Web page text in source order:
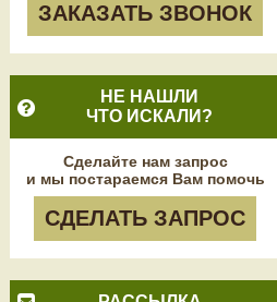
ЗАКАЗАТЬ ЗВОНОК
НЕ НАШЛИ
ЧТО ИСКАЛИ?
Сделайте нам запрос
и мы постараемся Вам помочь
СДЕЛАТЬ ЗАПРОС